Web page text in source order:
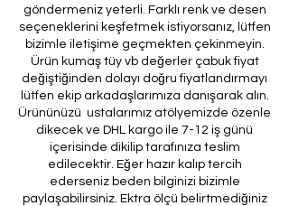
göndermeniz yeterli. Farklı renk ve desen
seçeneklerini keşfetmek istiyorsanız, lütfen
bizimle iletişime geçmekten çekinmeyin.
Ürün kumaş tüy vb değerler çabuk fiyat
değiştiğinden dolayı doğru fiyatlandırmayı
lütfen ekip arkadaşlarımıza danışarak alın.
Ürününüzü ustalarımız atölyemizde özenle
dikecek ve DHL kargo ile 7-12 iş günü
içerisinde dikilip tarafınıza teslim
edilecektir. Eğer hazır kalıp tercih
ederseniz beden bilginizi bizimle
paylaşabilirsiniz. Ektra ölçü belirtmediğiniz